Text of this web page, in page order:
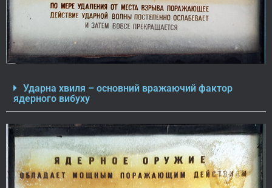
Ударна хвиля – основний вражаючий фактор
ядерного вибуху